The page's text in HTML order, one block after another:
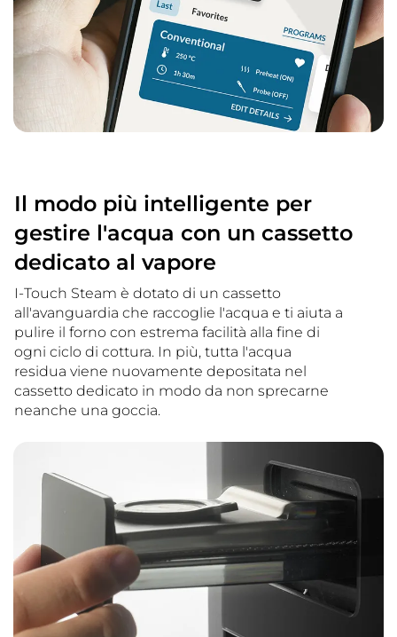
Il modo più intelligente per
gestire l'acqua con un cassetto
dedicato al vapore
I-Touch Steam è dotato di un cassetto
all'avanguardia che raccoglie l'acqua e ti aiuta a
pulire il forno con estrema facilità alla fine di
ogni ciclo di cottura. In più, tutta l'acqua
residua viene nuovamente depositata nel
cassetto dedicato in modo da non sprecarne
neanche una goccia.